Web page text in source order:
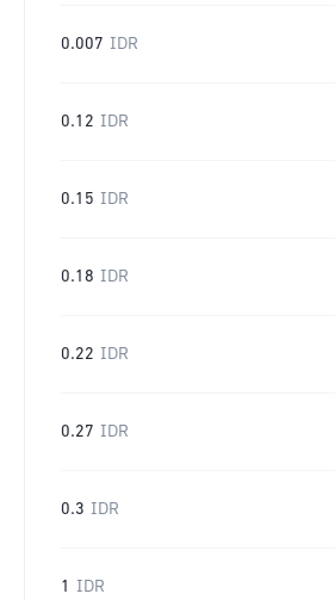
0.007 IDR
0.12 IDR
0.15 IDR
0.18 IDR
0.22 IDR
0.27 IDR
0.3 IDR
1 IDR